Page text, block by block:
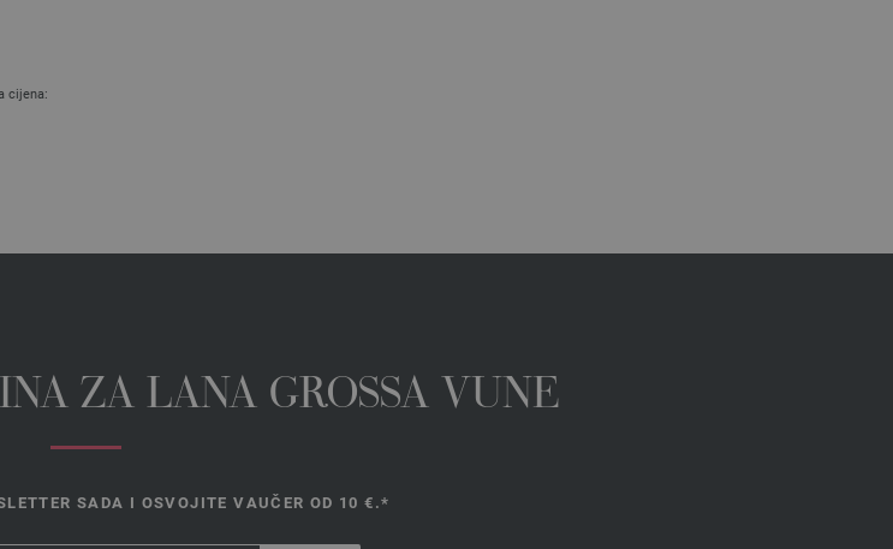
cijena:
ZA LANA GROSSA VUNE
SADA I OSVOJITE VAUČER OD 10 €.*